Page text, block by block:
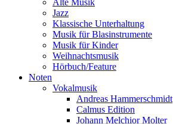
Alte Musik
Jazz
Klassische Unterhaltung
Musik für Blasinstrumente
Musik für Kinder
Weihnachtsmusik
Hörbuch/Feature
Noten
Vokalmusik
Andreas Hammerschmidt
Calmus Edition
Johann Melchior Molter